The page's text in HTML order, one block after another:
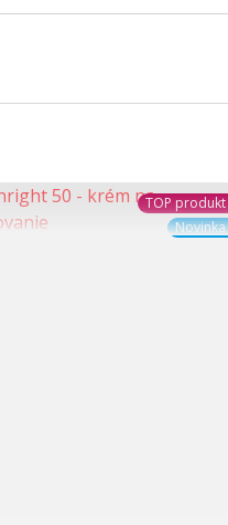
TOP produkt
Novinka